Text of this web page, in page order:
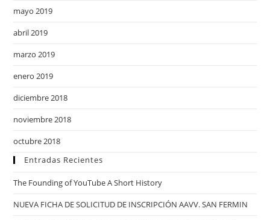
mayo 2019
abril 2019
marzo 2019
enero 2019
diciembre 2018
noviembre 2018
octubre 2018
Entradas Recientes
The Founding of YouTube A Short History
NUEVA FICHA DE SOLICITUD DE INSCRIPCIÓN AAVV. SAN FERMIN